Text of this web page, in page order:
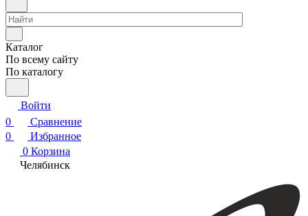
Каталог
По всему сайту
По каталогу
Войти
0
Сравнение
0
Избранное
0 Корзина
Челябинск